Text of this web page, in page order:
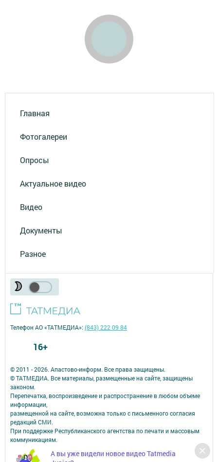
Главная
Фотогалереи
Опросы
Актуальное видео
Видео
Документы
Разное
А вы уже видели новое видео Tatmedia
© 2011 - 2026. Апастово-информ. Все права защищены.
© ТАТМЕДИА. Все материалы, размещенные на сайте, защищены
законом.
Перепечатка, воспроизведение и распространение в любом объеме
информации,
размещенной на сайте, возможна только с письменного согласия
редакций СМИ.
При поддержке Республиканского агентства по печати и массовым
коммуникациям.
Наименование СМИ: Апастово-информ
СМИ зарегистрировано Федеральной службой по надзору в сфере
Телефон АО «ТАТМЕДИА»:(843) 222 09 84
16+